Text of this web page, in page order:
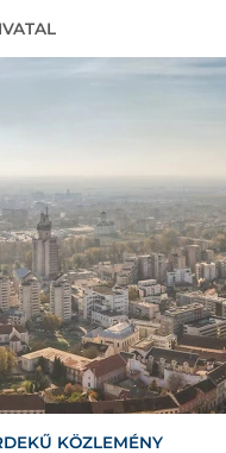
KÖZLEMÉNY